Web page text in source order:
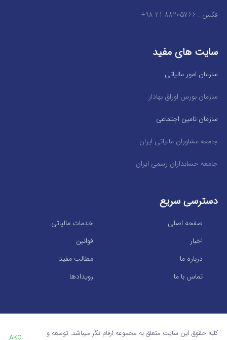
فکس : 88205766 21 98+
سایت های مفید
سازمان امور مالیاتی
سازمان بورس اوراق بهادار
سازمان تامین اجتماعی
جامعه مشاوران مالیاتی ایران
جامعه حسابداران رسمی ایران
دسترسی سریع
خدمات مالیاتی
صفحه اصلی
قوانین
اخبار
مطالب مفید
درباره ما
رویدادها
تماس با ما
کلیه حقوق این سایت متعلق به مجموعه ارقام نگر میباشد. توسعه و
AKO